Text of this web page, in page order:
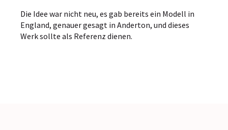
Die Idee war nicht neu, es gab bereits ein Modell in
England, genauer gesagt in Anderton, und dieses
Werk sollte als Referenz dienen.